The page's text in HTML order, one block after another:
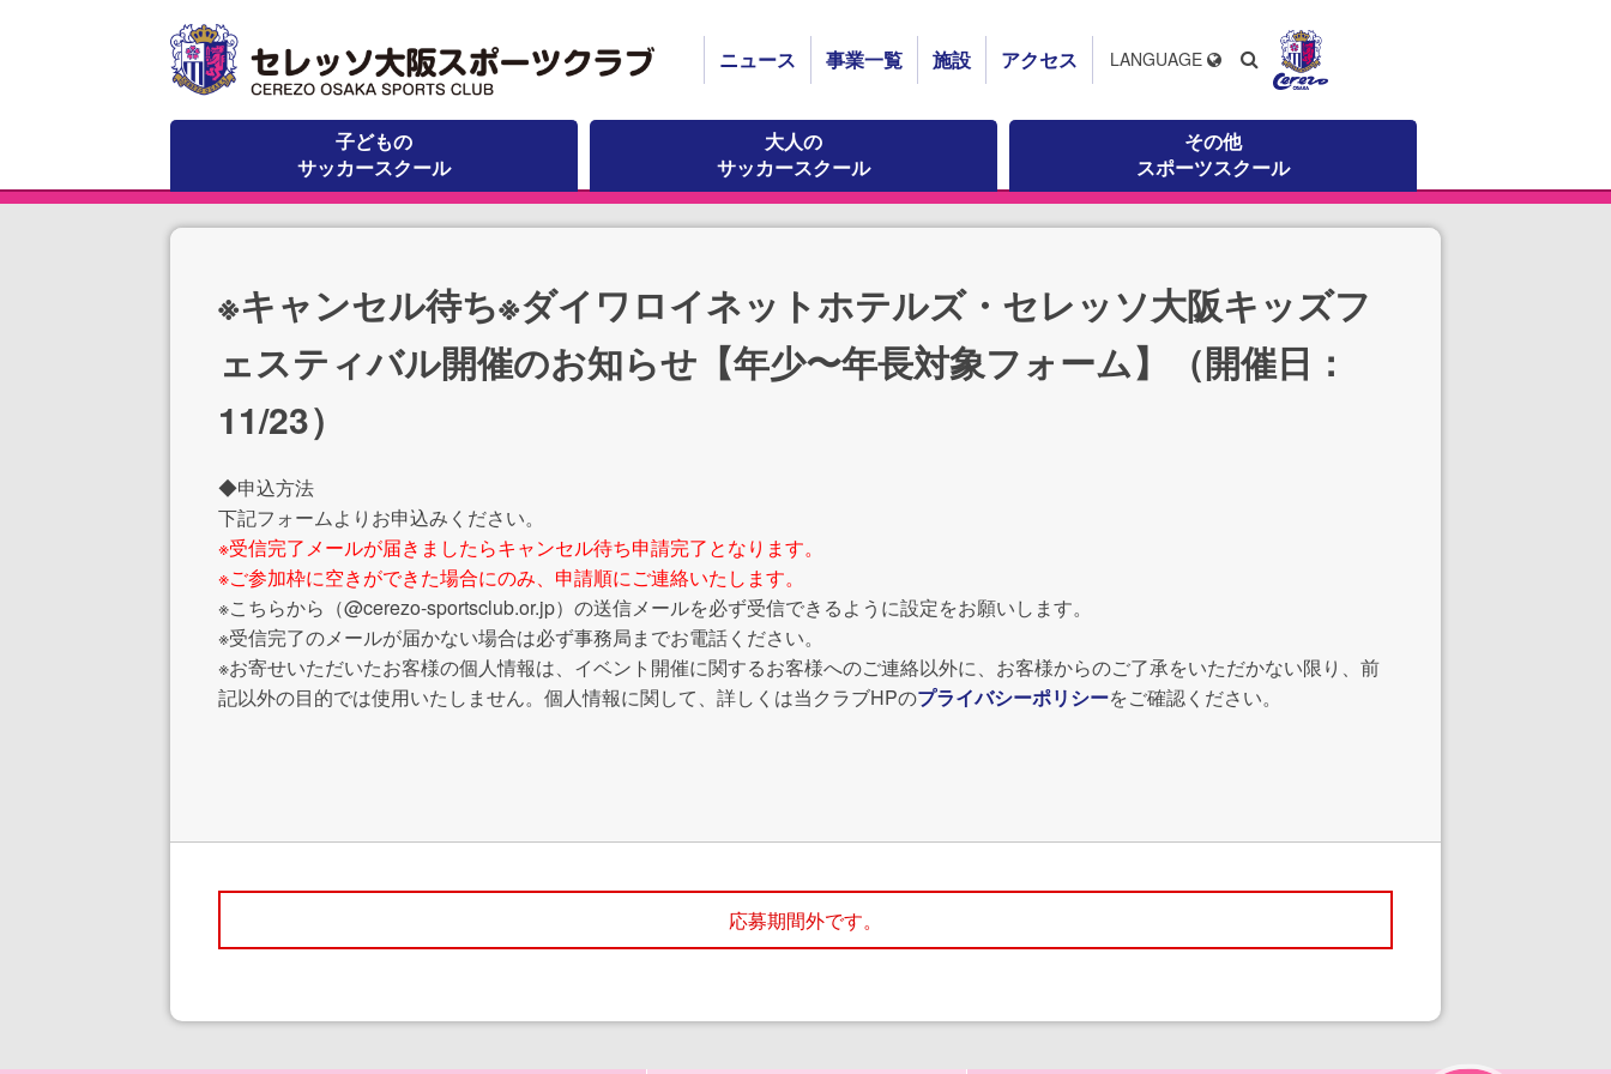
ニュース 事業一覧 施設 アクセス
子どもの
サッカースクール
大人の
サッカースクール
その他
スポーツスクール
LANGUAGE
※キャンセル待ち※ダイワロイネットホテルズ・セレッソ大阪キッズフ
ェスティバル開催のお知らせ【年少〜年長対象フォーム】（開催日：
11/23）
◆申込方法
下記フォームよりお申込みください。
※受信完了メールが届きましたらキャンセル待ち申請完了となります。
※ご参加枠に空きができた場合にのみ、申請順にご連絡いたします。
※こちらから（@cerezo-sportsclub.or.jp）の送信メールを必ず受信できるように設定をお願いします。
※受信完了のメールが届かない場合は必ず事務局までお電話ください。
※お寄せいただいたお客様の個人情報は、イベント開催に関するお客様へのご連絡以外に、お客様からのご了承をいただかない限り、前
記以外の目的では使用いたしません。個人情報に関して、詳しくは当クラブHPのプライバシーポリシーをご確認ください。
応募期間外です。